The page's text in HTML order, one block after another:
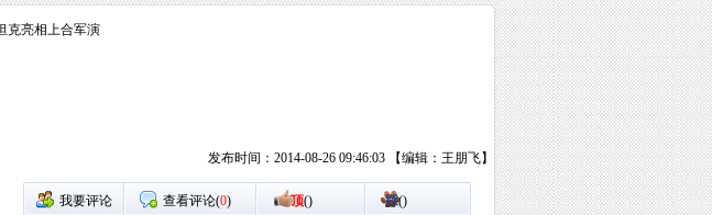
发布时间：2014-08-26 09:46:03 【编辑：王朋飞】
我要评论 查看评论(0) 顶() 踩()